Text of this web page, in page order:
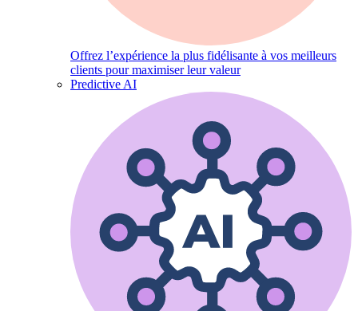
Offrez l’expérience la plus fidélisante à vos meilleurs
clients pour maximiser leur valeur
Predictive AI